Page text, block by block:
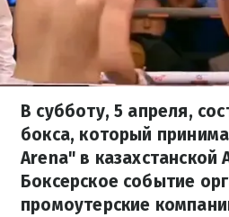
В субботу, 5 апреля,
бокса, который
Arena" в казахстанской
Боксерское событие
промоутерские